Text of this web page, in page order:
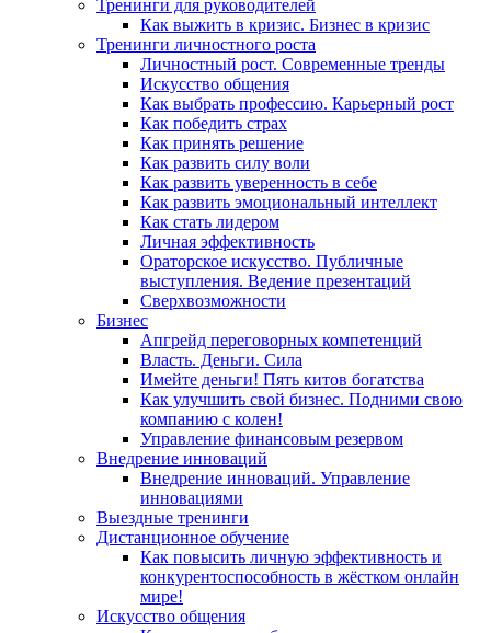
Тренинги для руководителей
Как выжить в кризис. Бизнес в кризис
Тренинги личностного роста
Личностный рост. Современные тренды
Искусство общения
Как выбрать профессию. Карьерный рост
Как победить страх
Как принять решение
Как развить силу воли
Как развить уверенность в себе
Как развить эмоциональный интеллект
Как стать лидером
Личная эффективность
Ораторское искусство. Публичные
выступления. Ведение презентаций
Сверхвозможности
Бизнес
Апгрейд переговорных компетенций
Власть. Деньги. Сила
Имейте деньги! Пять китов богатства
Как улучшить свой бизнес. Подними свою
компанию с колен!
Управление финансовым резервом
Внедрение инноваций
Внедрение инноваций. Управление
инновациями
Выездные тренинги
Дистанционное обучение
Как повысить личную эффективность и
конкурентоспособность в жёстком онлайн
мире!
Искусство общения